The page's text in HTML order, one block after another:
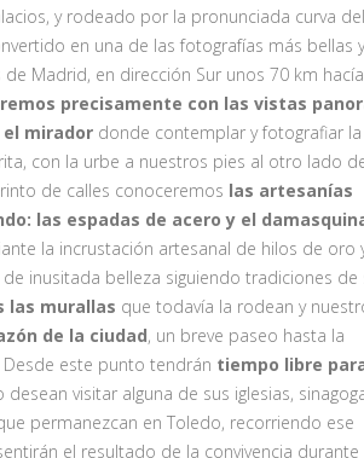
y rodeado por la pronunciada curva
en una de las fotografías más bellas y
Madrid, en dirección Sur unos 70 km
precisamente con las vistas
el mirador donde contemplar y fotografiar la
con la urbe a nuestros pies al otro lado
de calles conoceremos las artesanías
las espadas de acero y el
la incrustación artesanal de hilos de oro
inusitada belleza siguiendo tradiciones de
las murallas que todavía la rodean y
de la ciudad, un breve paseo hasta la
este punto tendrán tiempo libre
desean visitar alguna de sus iglesias,
permanezcan en Toledo, recorriendo ese
el resultado de la convivencia durante